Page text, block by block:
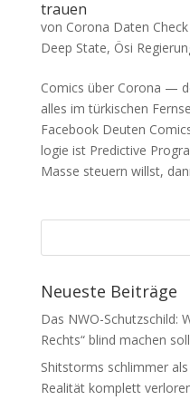
trauen
von Corona Daten Check
Deep State, Ösi
Comics über Corona —
alles im tür­ki­schen
Face­book Deu­ten
lo­gie ist Pre­dic­ti­ve
Mas­se steu­ern willst,
Neueste Beiträge
Das NWO-Schutzschild:
Rechts“ blind machen
Shitstorms schlimmer
Realität komplett